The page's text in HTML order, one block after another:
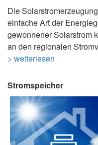
Die
einfache Art der
gewonnener Solarstrom
an den regionalen
> weiterlesen
Stromspeicher